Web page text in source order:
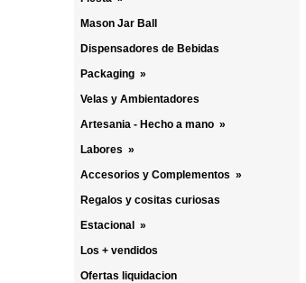
Mason Jar Ball
Dispensadores de Bebidas
Packaging »
Velas y Ambientadores
Artesania - Hecho a mano »
Labores »
Accesorios y Complementos »
Regalos y cositas curiosas
Estacional
»
Los + vendidos
Ofertas liquidacion